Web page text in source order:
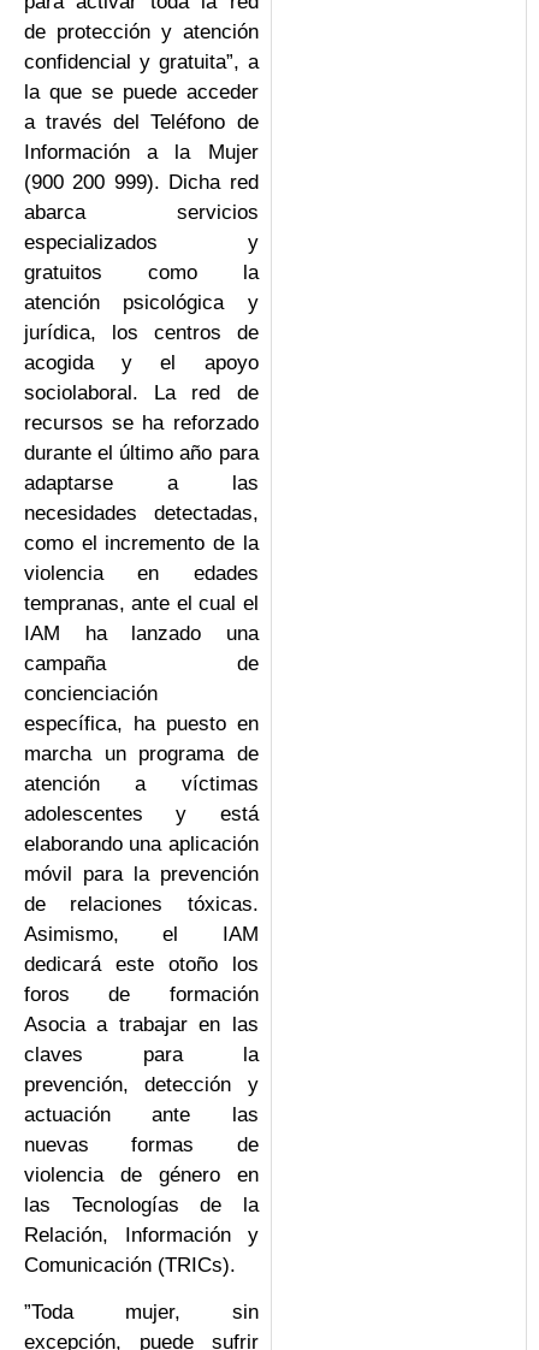
de protección y atención
confidencial y gratuita”, a
la que se puede acceder
a través del Teléfono de
Información a la Mujer
(900 200 999). Dicha red
abarca servicios
especializados y
gratuitos como la
atención psicológica y
jurídica, los centros de
acogida y el apoyo
sociolaboral. La red de
recursos se ha reforzado
durante el último año para
adaptarse a las
necesidades detectadas,
como el incremento de la
violencia en edades
tempranas, ante el cual el
IAM ha lanzado una
campaña de
concienciación
específica, ha puesto en
marcha un programa de
atención a víctimas
adolescentes y está
elaborando una aplicación
móvil para la prevención
de relaciones tóxicas.
Asimismo, el IAM
dedicará este otoño los
foros de formación
Asocia a trabajar en las
claves para la
prevención, detección y
actuación ante las
nuevas formas de
violencia de género en
las Tecnologías de la
Relación, Información y
Comunicación (TRICs).
”Toda mujer, sin
excepción, puede sufrir